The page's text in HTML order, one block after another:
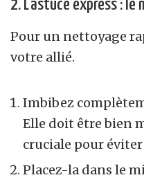
2. L’astuce express : le
Pour un nettoyage
votre allié.
Imbibez
Elle doit être bien
cruciale pour éviter
Placez-la dans le